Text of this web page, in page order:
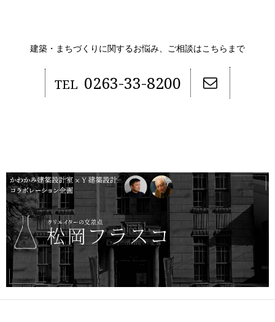
建築・まちづくりに関するお悩み、ご相談はこちらまで
TEL 0263-33-8200